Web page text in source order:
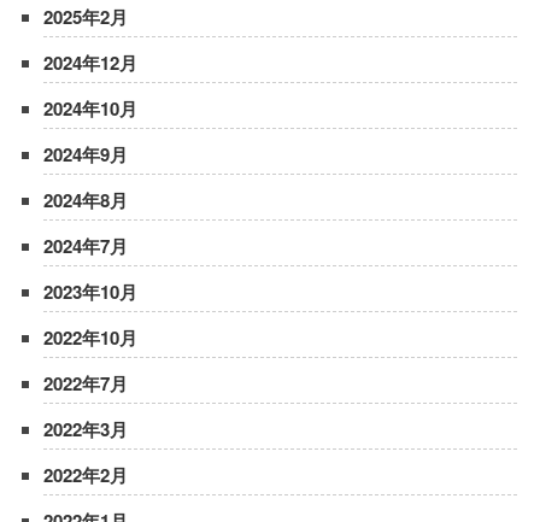
2025年2月
2024年12月
2024年10月
2024年9月
2024年8月
2024年7月
2023年10月
2022年10月
2022年7月
2022年3月
2022年2月